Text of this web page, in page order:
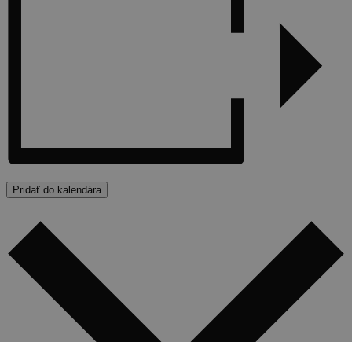
Pridať do kalendára